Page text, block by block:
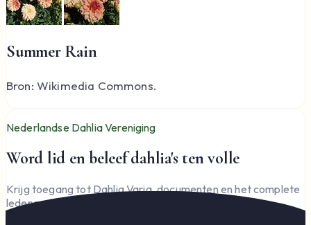
Summer Rain
Bron: Wikimedia Commons.
Nederlandse Dahlia Vereniging
Word lid en beleef dahlia's ten volle
Krijg toegang tot Dahlia Varia, documenten en het complete
ledengedeelte — en steun de vereniging.